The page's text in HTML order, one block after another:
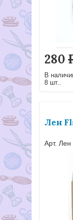
280
В
8 шт..
Лен
Арт.